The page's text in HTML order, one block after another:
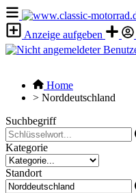
Anzeige aufgeben
Home
> Norddeutschland
Suchbegriff
Kategorie
Standort